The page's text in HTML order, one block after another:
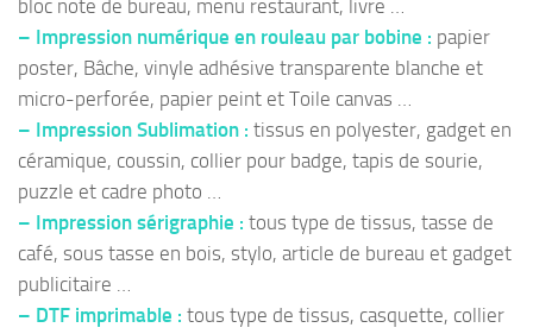
bloc note de bureau, menu restaurant, livre …
– Impression numérique en rouleau par bobine : papier
poster, Bâche, vinyle adhésive transparente blanche et
micro-perforée, papier peint et Toile canvas …
– Impression Sublimation : tissus en polyester, gadget en
céramique, coussin, collier pour badge, tapis de sourie,
puzzle et cadre photo …
– Impression sérigraphie : tous type de tissus, tasse de
café, sous tasse en bois, stylo, article de bureau et gadget
publicitaire …
– DTF imprimable : tous type de tissus, casquette, collier